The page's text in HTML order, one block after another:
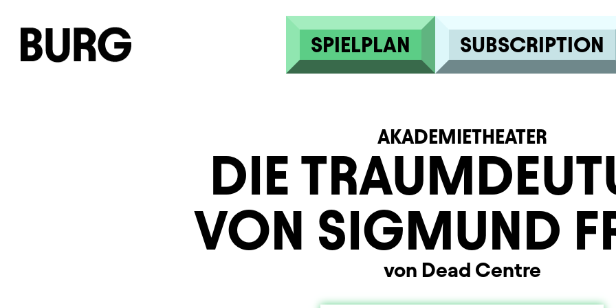
SPIELPLAN SUBSCRIPTION
DIE
VON SIGMUND
AKADEMIETHEATER
von Dead Centre